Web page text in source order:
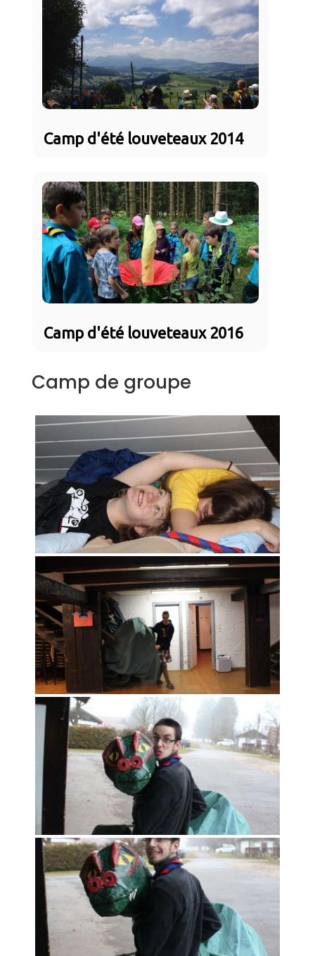
Camp d'été louveteaux 2014
Camp d'été louveteaux 2016
Camp de groupe